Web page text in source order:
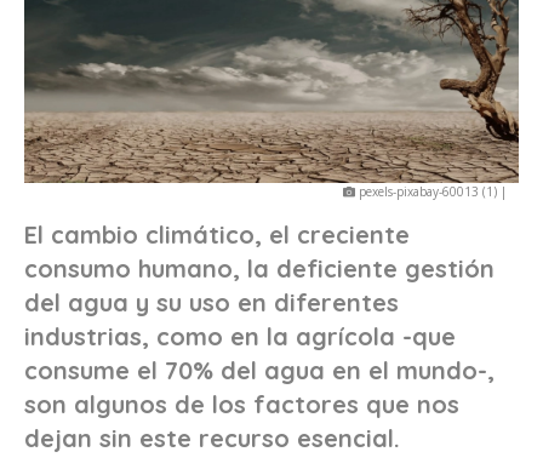
pexels-pixabay-60013 (1) |
El cambio climático, el creciente
consumo humano, la deficiente gestión
del agua y su uso en diferentes
industrias, como en la agrícola -que
consume el 70% del agua en el mundo-,
son algunos de los factores que nos
dejan sin este recurso esencial.